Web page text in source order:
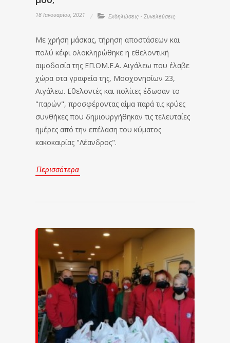
18 Ιανουαρίου, 2021 Εκδηλώσεις - Συνελεύσεις
Με χρήση μάσκας, τήρηση αποστάσεων και
πολύ κέφι ολοκληρώθηκε η εθελοντική
αιμοδοσία της ΕΠ.ΟΜ.Ε.Α. Αιγάλεω που έλαβε
χώρα στα γραφεία της, Μοσχονησίων 23,
Αιγάλεω. Εθελοντές και πολίτες έδωσαν το
"παρών", προσφέροντας αίμα παρά τις κρύες
συνθήκες που δημιουργήθηκαν τις τελευταίες
ημέρες από την επέλαση του κύματος
κακοκαιρίας "Λέανδρος".
Περισσότερα